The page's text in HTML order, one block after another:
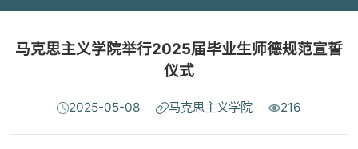
马克思主义学院举行2025届毕业生师德规范宣誓
仪式
2025-05-08 马克思主义学院 216